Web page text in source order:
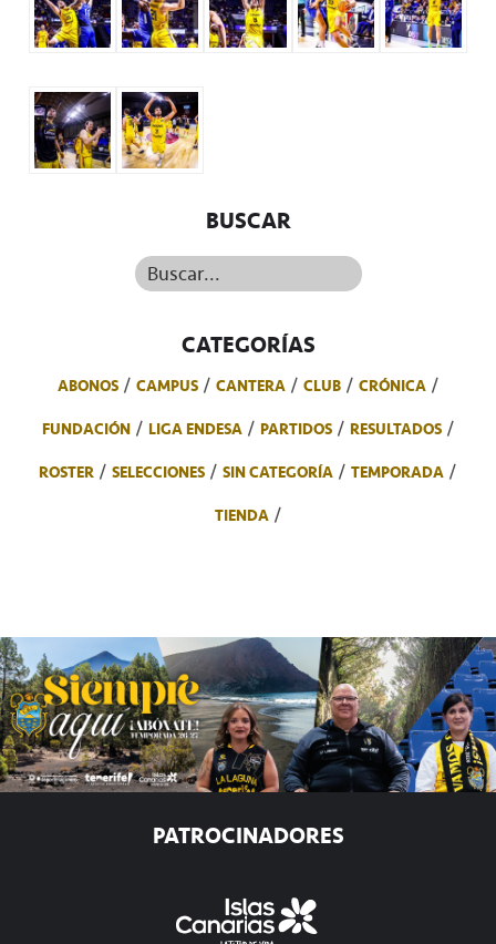
BUSCAR
Buscar...
CATEGORÍAS
ABONOS CAMPUS CANTERA CLUB
CRÓNICA
FUNDACIÓN
LIGA ENDESA PARTIDOS
RESULTADOS
ROSTER
SELECCIONES SIN CATEGORÍA
TEMPORADA
TIENDA
PATROCINADORES